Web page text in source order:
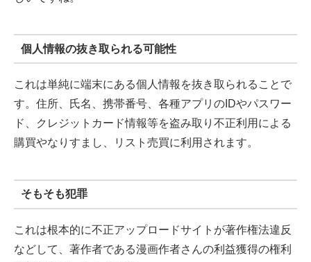
個人情報の抜き取られる可能性
これは単純に端末にある個人情報を抜き取られることで
す。住所、氏名、携帯番号、各種アプリのIDやパスワー
ド、クレジットカード情報等を盗み取り不正利用による
購買やなりすまし、リスト売買に利用されます。
そもそも犯罪
これは根本的に不正アップロードサイトが著作権法違反
などして、著作者である漫画作者さんの利益獲得の権利